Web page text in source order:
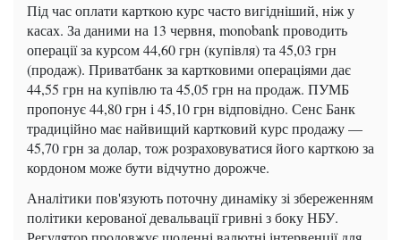
Під час оплати карткою курс часто вигідніший, ніж у
касах. За даними на 13 червня, monobank проводить
операції за курсом 44,60 грн (купівля) та 45,03 грн
(продаж). Приватбанк за картковими операціями дає
44,55 грн на купівлю та 45,05 грн на продаж. ПУМБ
пропонує 44,80 грн і 45,10 грн відповідно. Сенс Банк
традиційно має найвищий картковий курс продажу —
45,70 грн за долар, тож розраховуватися його карткою за
кордоном може бути відчутно дорожче.
Аналітики пов'язують поточну динаміку зі збереженням
політики керованої девальвації гривні з боку НБУ.